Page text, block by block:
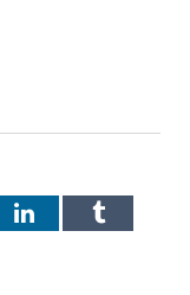
LinkedInTumblr